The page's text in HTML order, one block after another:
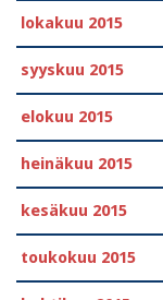
lokakuu 2015
syyskuu 2015
elokuu 2015
heinäkuu 2015
kesäkuu 2015
toukokuu 2015